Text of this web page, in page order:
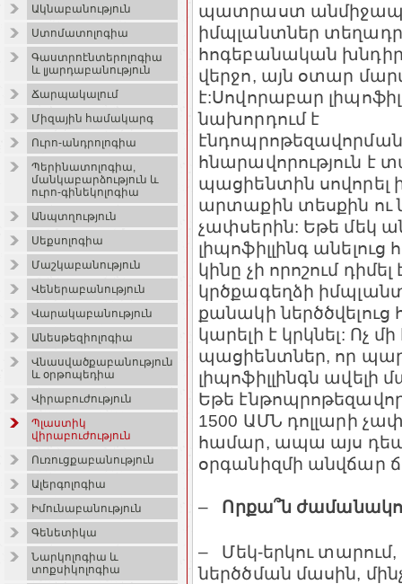
Ակնաբանություն
Ստոմատոլոգիա
Գաստրոէնտերոլոգիա
և լյարդաբանություն
Ճարպակալում
Միզային համակարգ
Ուրո-անդրոլոգիա
Պերինատոլոգիա,
մանկաբարձություն և
ուրո-գինեկոլոգիա
Անպտղություն
Սեքսոլոգիա
Մաշկաբանություն
Վեներաբանություն
Վարակաբանություն
Անեսթեզիոլոգիա
Վնասվածքաբանություն
և օրթոպեդիա
Վիրաբուժություն
Պլաստիկ
վիրաբուժություն
Ուռուցքաբանություն
Ալերգոլոգիա
Իմունաբանություն
Գենետիկա
Նարկոլոգիա և
տոքսիկոլոգիա
պատրաստ
իմպլանտներ
հոգեբանական խնդիր
վերջո, այն օտար
է:Սովորաբար
նախորդում է
հնարավորություն է
պացիենտին սովորել
արտաքին տեսքին ու
չափսերին: Եթե մեկ
լիպոֆիլլինգ անելուց
կինը չի որոշում
կրծքագեղձի
քանակի ներծծվելուց
կարելի է կրկնել: Ոչ
պացիենտներ, որ
լիպոֆիլլինգն ավելի
Եթե
1500 ԱՄՆ դոլլարի
համար, ապա այս
օրգանիզմի անվճար
– Որքա՞ն
– Մեկ-երկու տարում,
ներծծման մասին,